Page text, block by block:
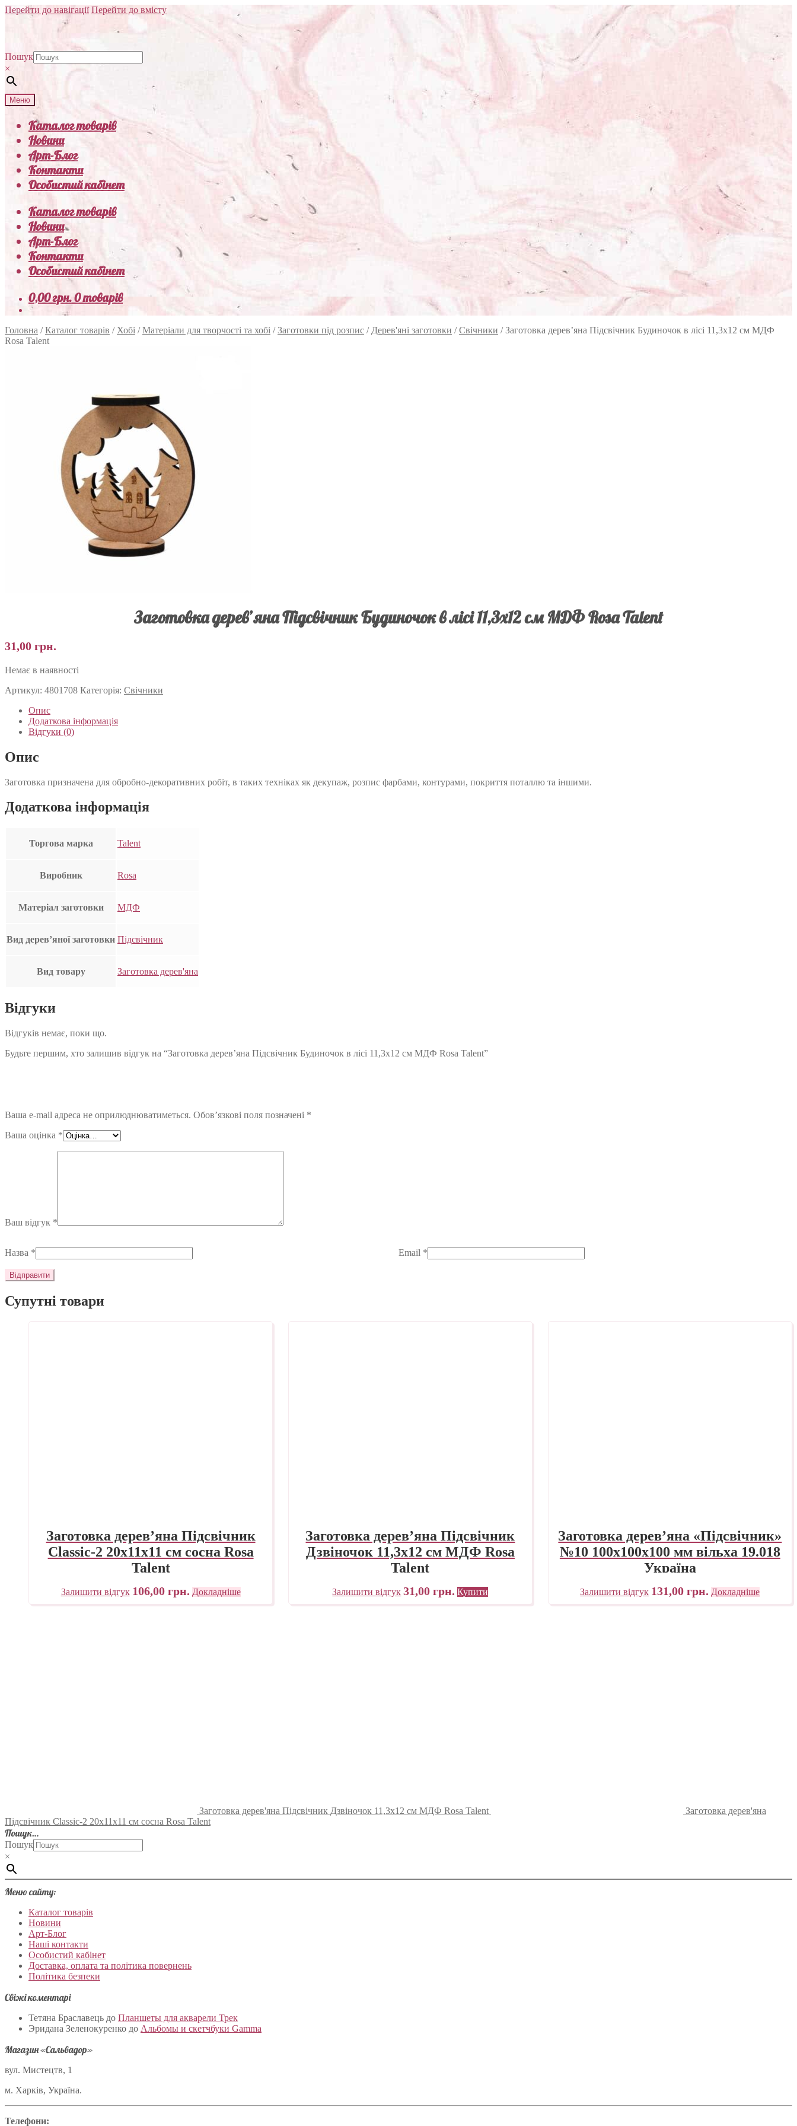
Перейти до навігації Перейти до вмісту
Пошук
×
Меню
Каталог товарів
Новини
Арт-Блог
Контакти
Особистий кабінет
Каталог товарів
Новини
Арт-Блог
Контакти
Особистий кабінет
0,00грн.0 товарів
Головна /Каталог товарів / Хобі /Матеріали для творчості та хобі /Заготовки під розпис / Дерев'яні заготовки /Свічники /Заготовка дерев’яна Підсвічник Будиночок в лісі 11,3х12 см МДФ
Rosa Talent
Заготовка дерев’яна Підсвічник Будиночок в лісі 11,3х12 см МДФ Rosa Talent
31,00 грн.
Немає в наявності
Артикул: 4801708 Категорія: Свічники
Опис
Додаткова інформація
Відгуки (0)
Опис
Заготовка призначена для обробно-декоративних робіт, в таких техніках як декупаж, розпис фарбами, контурами, покриття поталлю та іншими.
Додаткова інформація
Торгова марка Talent
Виробник Rosa
Матеріал заготовки МДФ
Вид дерев’яної заготовки Підсвічник
Вид товару Заготовка дерев'яна
Відгуки
Відгуків немає, поки що.
Будьте першим, хто залишив відгук на “Заготовка дерев’яна Підсвічник Будиночок в лісі 11,3х12 см МДФ Rosa Talent”
Ваша e-mail адреса не оприлюднюватиметься. Обов’язкові поля позначені *
Ваша оцінка *
Ваш відгук *
Назва * Email *
Супутні товари
Заготовка дерев’яна Підсвічник
Classic-2 20х11х11 см сосна Rosa
Talent
Залишити відгук 106,00 грн. Докладніше
Заготовка дерев’яна Підсвічник
Дзвіночок 11,3х12 см МДФ Rosa
Talent
Залишити відгук 31,00грн. Купити
Заготовка дерев’яна «Підсвічник»
№10 100х100х100 мм вільха 19.018
Україна
Залишити відгук 131,00грн. Докладніше
Заготовка дерев'яна Підсвічник Дзвіночок 11,3х12 см МДФ Rosa Talent
Заготовка дерев'яна
Підсвічник Classic-2 20х11х11 см сосна Rosa Talent
Пошук…
Пошук
×
Меню сайту:
Каталог товарів
Новини
Арт-Блог
Наші контакти
Особистий кабінет
Доставка, оплата та політика повернень
Політика безпеки
Свіжі коментарі
Тетяна Браславець до Планшеты для акварели Трек
Эридана Зеленокуренко до Альбомы и скетчбуки Gamma
Магазин «Сальвадор»
вул. Мистецтв, 1
м. Харків, Україна.
Телефони: